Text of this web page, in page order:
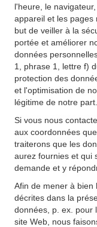
l'heure, le
appareil et les pages
but de veiller à la
portée et améliorer
données
1, phrase 1, lettre f)
protection des
et l'optimisation de
légitime de notre part.
Si vous nous
aux coordonnées
traiterons que les
aurez fournies et qui
demande et y
Afin de mener à bien
décrites dans la
données, p. ex. pour
site Web, nous